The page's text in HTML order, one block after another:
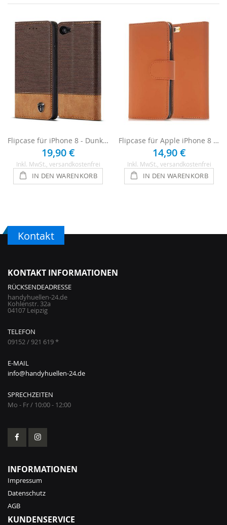
Flipcase für iPhone 8 - Dunkelbraun
19,90 €
Inkl. MwSt. , versandkostenfrei
IN DEN WARENKORB
Flipcase für Apple iPhone 8 Tasche - Hellbraun
14,90 €
Inkl. MwSt. , versandkostenfrei
IN DEN WARENKORB
Kontakt
KONTAKT INFORMATIONEN
RÜCKSENDEADRESSE
handyhuellen-24.de
Kohlenstr. 32a
04107 Leipzig
TELEFON
09152 / 921 619 *
E-MAIL
info@handyhuellen-24.de
SPRECHZEITEN
Mo - Fr / 10:00 - 12:00
INFORMATIONEN
Impressum
Datenschutz
AGB
KUNDENSERVICE